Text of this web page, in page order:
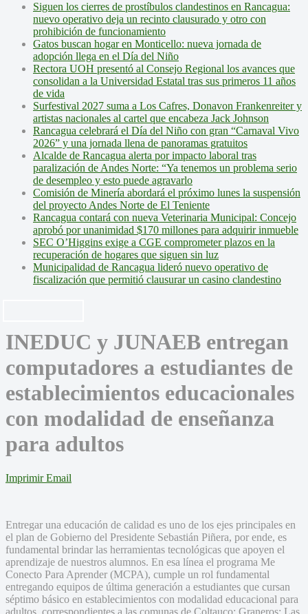
Siguen los cierres de prostíbulos clandestinos en Rancagua:
nuevo operativo deja un recinto clausurado y otro con
prohibición de funcionamiento
Gatos buscan hogar en Monticello: nueva jornada de
adopción llega en el Día del Niño
Rectora UOH presentó al Consejo Regional los avances que
consolidan a la Universidad Estatal tras sus primeros 11 años
de vida
Surfestival 2027 suma a Los Cafres, Donavon Frankenreiter y
artistas nacionales al cartel que encabeza Jack Johnson
Rancagua celebrará el Día del Niño con gran “Carnaval Vivo
2026” y una jornada llena de panoramas gratuitos
Alcalde de Rancagua alerta por impacto laboral tras
paralización de Andes Norte: “Ya tenemos un problema serio
de desempleo y esto puede agravarlo
Comisión de Minería abordará el próximo lunes la suspensión
del proyecto Andes Norte de El Teniente
Rancagua contará con nueva Veterinaria Municipal: Concejo
aprobó por unanimidad $170 millones para adquirir inmueble
SEC O’Higgins exige a CGE comprometer plazos en la
recuperación de hogares que siguen sin luz
Municipalidad de Rancagua lideró nuevo operativo de
fiscalización que permitió clausurar un casino clandestino
INEDUC y JUNAEB entregan
computadores a estudiantes de
establecimientos educacionales
con modalidad de enseñanza
para adultos
Imprimir Email
Entregar una educación de calidad es uno de los ejes principales en
el plan de Gobierno del Presidente Sebastián Piñera, por ende, es
fundamental brindar las herramientas tecnológicas que apoyen el
aprendizaje de nuestros alumnos. En esa línea el programa Me
Conecto Para Aprender (MCPA), cumple un rol fundamental
entregando equipos de última generación a estudiantes que cursan
séptimo básico en establecimientos con modalidad educacional para
adultos, correspondientes a las comunas de Coltauco; Graneros; Las